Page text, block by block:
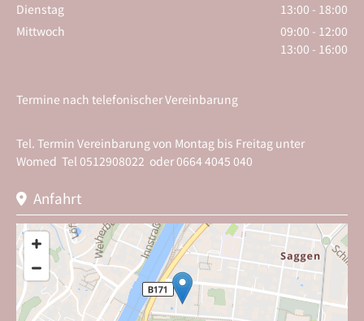
Dienstag
13:00 - 18:00
Mittwoch
09:00 - 12:00
13:00 - 16:00
Termine nach telefonischer Vereinbarung
Tel. Termin Vereinbarung von Montag bis Freitag unter
Womed Tel 0512908022 oder 0664 4045 040
 Anfahrt